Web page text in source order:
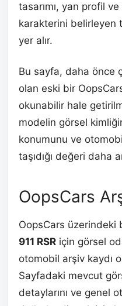
tasarımı, yan profil
karakterini belirleyen
yer alır.
Bu sayfa, daha önce
olan eski bir
okunabilir hale
modelin görsel
konumunu ve
taşıdığı değeri daha
OopsCars
OopsCars üzerindeki
911 RSR için görsel
otomobil arşiv kaydı
Sayfadaki mevcut
detaylarını ve genel